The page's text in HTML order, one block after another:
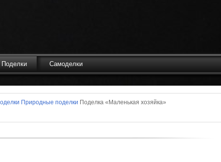
Поделки Самоделки
Природные поделки Поделка «Маленькая хозяйка»